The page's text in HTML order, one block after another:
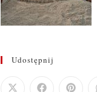
Udostępnij